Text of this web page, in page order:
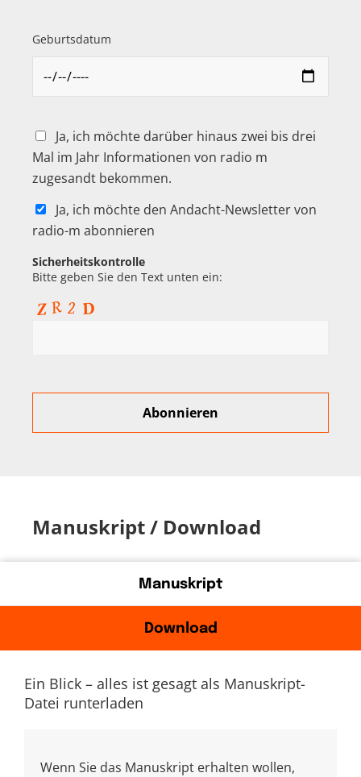
Geburtsdatum
Ja, ich möchte darüber hinaus zwei bis drei
Mal im Jahr Informationen von radio m
zugesandt bekommen.
Ja, ich möchte den Andacht-Newsletter von
radio-m abonnieren
Sicherheitskontrolle
Bitte geben Sie den Text unten ein:
Manuskript / Download
Manuskript
Download
Ein Blick – alles ist gesagt als Manuskript-
Datei runterladen
Wenn Sie das Manuskript erhalten wollen,